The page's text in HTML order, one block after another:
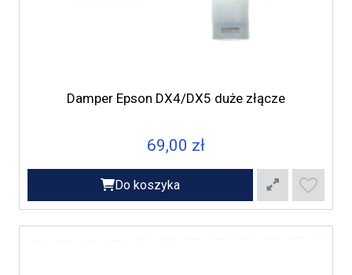
Damper Epson DX4/DX5 duże złącze
69,00 zł
Do koszyka